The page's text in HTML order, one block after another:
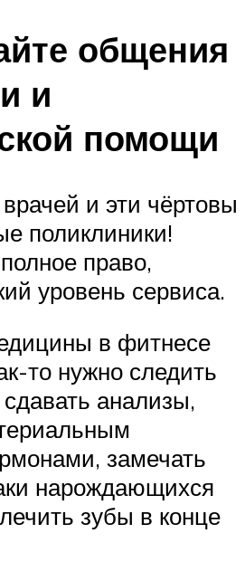
общения
и
помощи
и эти чёртовы
поликлиники!
право,
уровень сервиса.
в фитнесе
то нужно следить
анализы,
замечать
нарождающихся
зубы в конце